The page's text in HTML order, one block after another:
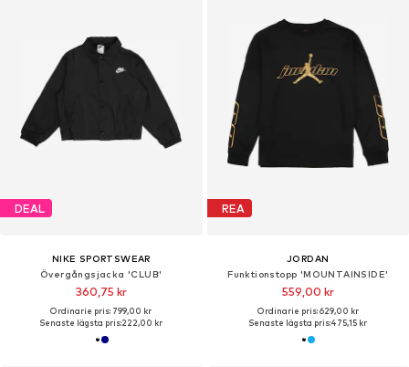
DEAL
NIKE SPORTSWEAR
Övergångsjacka 'CLUB'
360,75 kr
Ordinarie pris: 799,00 kr
Senaste lägsta pris:222,00 kr
REA
JORDAN
Funktionstopp 'MOUNTAINSIDE'
559,00 kr
Ordinarie pris: 629,00 kr
Senaste lägsta pris:475,15 kr